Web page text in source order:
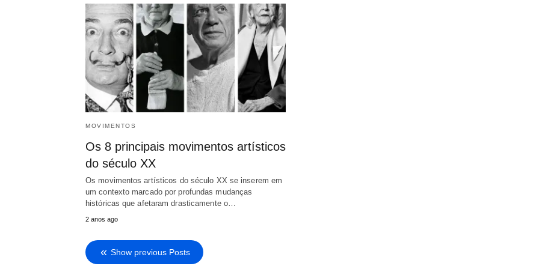
MOVIMENTOS
Os 8 principais movimentos artísticos
do século XX
Os movimentos artísticos do século XX se inserem em
um contexto marcado por profundas mudanças
históricas que afetaram drasticamente o…
2 anos ago
Show previous Posts